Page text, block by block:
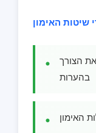
שיטות האימון
הצורך
בהערות
האימון